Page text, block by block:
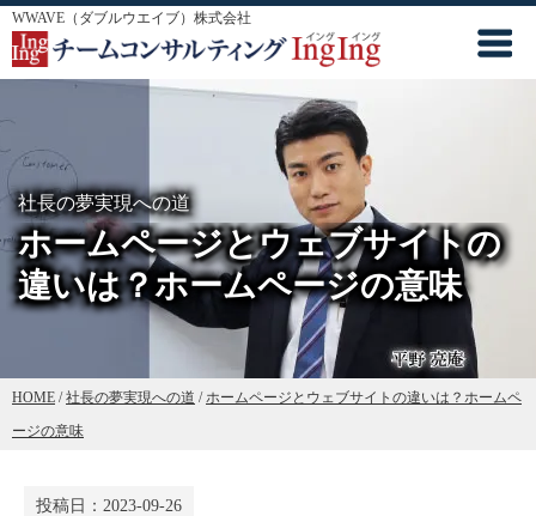
WWAVE（ダブルウエイブ）株式会社
社長の夢実現への道
ホームページとウェブサイトの
違いは？ホームページの意味
HOME /社長の夢実現への道 / ホームページとウェブサイトの違いは？ホームペ
ージの意味
投稿日： 2023-09-26